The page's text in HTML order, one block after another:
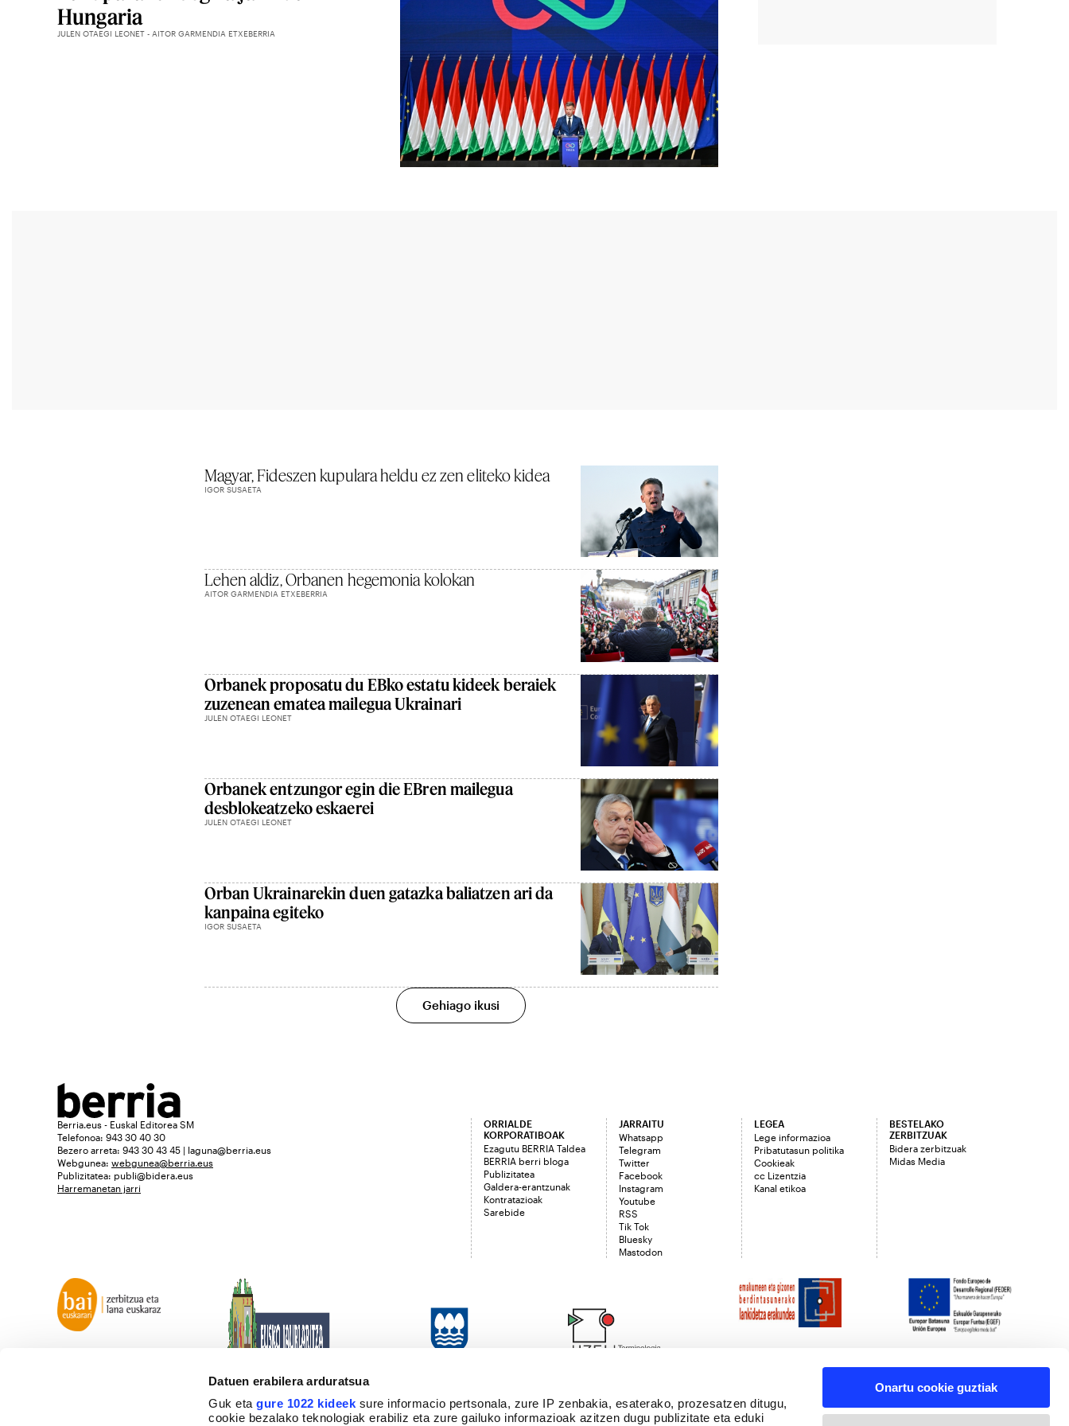
Datuen erabilera arduratsua
Guk etagure 1022 kideek sure informacio pertsonala, zure IP zenbakia, esaterako, prozesatzen ditugu,
cookie bezalako teknologiak erabiliz eta zure gailuko informazioak azitzen dugu publizitate eta eduki
Onartu cookie guztiak
Hungaria
JULEN OTAEGI LEONET - AITOR GARMENDIA ETXEBERRIA
Magyar, Fideszen kupulara heldu ez zen eliteko kidea
IGOR SUSAETA
Lehen aldiz, Orbanen hegemonia kolokan
AITOR GARMENDIA ETXEBERRIA
Orbanek proposatu du EBko estatu kideek beraiek
zuzenean ematea mailegua Ukrainari
JULEN OTAEGI LEONET
Orbanek entzungor egin die EBren mailegua
desblokeatzeko eskaerei
JULEN OTAEGI LEONET
Orban Ukrainarekin duen gatazka baliatzen ari da
kanpaina egiteko
IGOR SUSAETA
Gehiago ikusi
Berria.eus - Euskal Editorea SM
Telefonoa: 943 30 40 30
Bezero arreta: 943 30 43 45 | laguna@berria.eus
Webgunea: webgunea@berria.eus
Publizitatea: publi@bidera.eus
Harremanetan jarri
ORRIALDE
KORPORATIBOAK
Ezagutu BERRIA Taldea
BERRIA berri bloga
Publizitatea
Galdera-erantzunak
Kontratazioak
Sarebide
JARRAITU
Whatsapp
Telegram
Twitter
Facebook
Instagram
Youtube
RSS
Tik Tok
Bluesky
Mastodon
LEGEA
Lege informazioa
Pribatutasun politika
Cookieak
cc Lizentzia
Kanal etikoa
BESTELAKO
ZERBITZUAK
Bidera zerbitzuak
Midas Media